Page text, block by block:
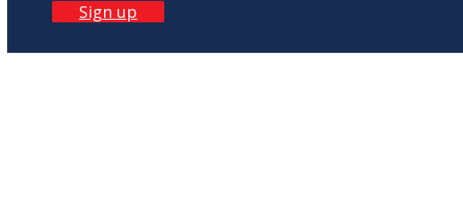
Sign up